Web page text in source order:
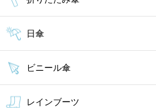
日傘
ビニール傘
レインブーツ